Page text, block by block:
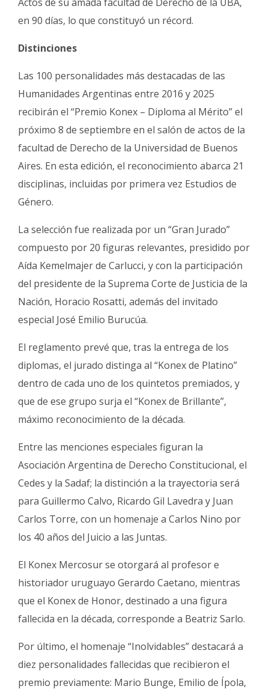
en 90 días, lo que constituyó un récord.
Distinciones
Las 100 personalidades más destacadas de las
Humanidades Argentinas entre 2016 y 2025
recibirán el “Premio Konex – Diploma al Mérito” el
próximo 8 de septiembre en el salón de actos de la
facultad de Derecho de la Universidad de Buenos
Aires. En esta edición, el reconocimiento abarca 21
disciplinas, incluidas por primera vez Estudios de
Género.
La selección fue realizada por un “Gran Jurado”
compuesto por 20 figuras relevantes, presidido por
Aída Kemelmajer de Carlucci, y con la participación
del presidente de la Suprema Corte de Justicia de la
Nación, Horacio Rosatti, además del invitado
especial José Emilio Burucúa.
El reglamento prevé que, tras la entrega de los
diplomas, el jurado distinga al “Konex de Platino”
dentro de cada uno de los quintetos premiados, y
que de ese grupo surja el “Konex de Brillante”,
máximo reconocimiento de la década.
Entre las menciones especiales figuran la
Asociación Argentina de Derecho Constitucional, el
Cedes y la Sadaf; la distinción a la trayectoria será
para Guillermo Calvo, Ricardo Gil Lavedra y Juan
Carlos Torre, con un homenaje a Carlos Nino por
los 40 años del Juicio a las Juntas.
El Konex Mercosur se otorgará al profesor e
historiador uruguayo Gerardo Caetano, mientras
que el Konex de Honor, destinado a una figura
fallecida en la década, corresponde a Beatriz Sarlo.
Por último, el homenaje “Inolvidables” destacará a
diez personalidades fallecidas que recibieron el
premio previamente: Mario Bunge, Emilio de Ípola,